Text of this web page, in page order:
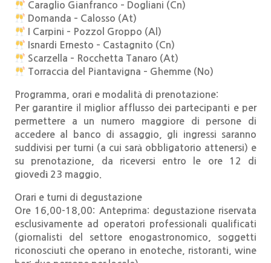
Caraglio Gianfranco – Dogliani (Cn)
Domanda – Calosso (At)
I Carpini – Pozzol Groppo (Al)
Isnardi Ernesto – Castagnito (Cn)
Scarzella – Rocchetta Tanaro (At)
Torraccia del Piantavigna – Ghemme (No)
Programma, orari e modalità di prenotazione:
Per garantire il miglior afflusso dei partecipanti e per
permettere a un numero maggiore di persone di
accedere al banco di assaggio, gli ingressi saranno
suddivisi per turni (a cui sarà obbligatorio attenersi) e
su prenotazione, da riceversi entro le ore 12 di
giovedì 23 maggio.
Orari e turni di degustazione
Ore 16,00-18,00: Anteprima: degustazione riservata
esclusivamente ad operatori professionali qualificati
(giornalisti del settore enogastronomico, soggetti
riconosciuti che operano in enoteche, ristoranti, wine